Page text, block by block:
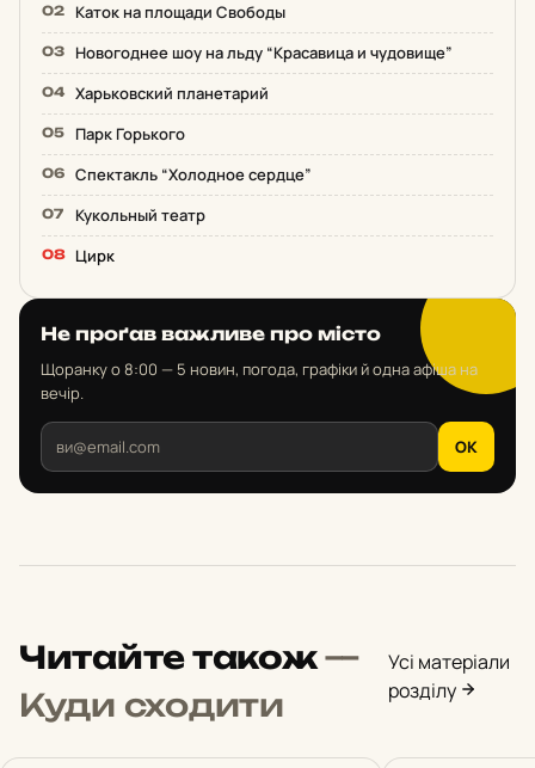
Каток на площади Свободы
Новогоднее шоу на льду “Красавица и чудовище”
Харьковский планетарий
Парк Горького
Спектакль “Холодное сердце”
Кукольный театр
Цирк
Не проґав важливе про місто
Щоранку о 8:00 — 5 новин, погода, графіки й одна афіша на
вечір.
OK
Читайте також—
Куди сходити
Усі матеріали
розділу